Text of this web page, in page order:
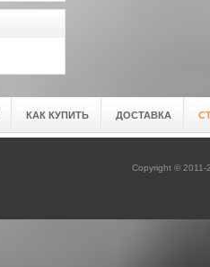
КАК КУПИТЬ ДОСТАВКА
Copyright © 2011-